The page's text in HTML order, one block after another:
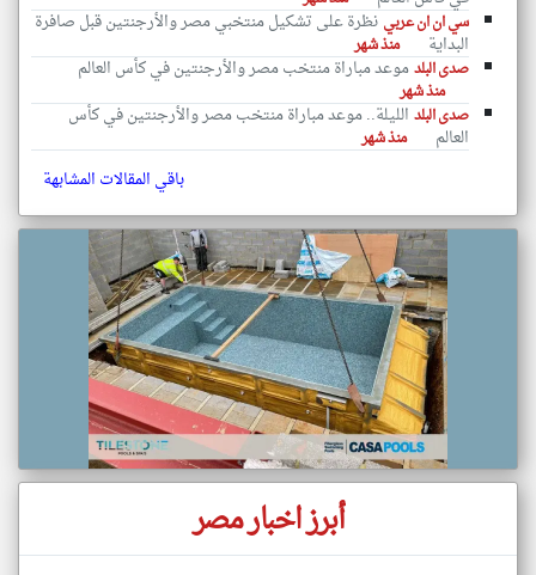
سي ان ان عربي نظرة على تشكيل منتخبي مصر والأرجنتين قبل صافرة
البداية
منذ شهر
صدى البلد موعد مباراة منتخب مصر والأرجنتين في كأس العالم
منذ شهر
صدى البلد الليلة.. موعد مباراة منتخب مصر والأرجنتين في كأس
العالم منذ شهر
باقي المقالات المشابهة
أبرز اخبار مصر